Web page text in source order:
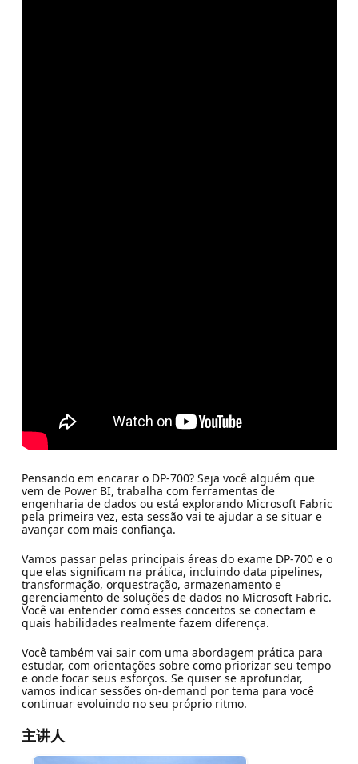
Pensando em encarar o DP-700? Seja você alguém que
vem de Power BI, trabalha com ferramentas de
engenharia de dados ou está explorando Microsoft Fabric
pela primeira vez, esta sessão vai te ajudar a se situar e
avançar com mais confiança.
Vamos passar pelas principais áreas do exame DP-700 e o
que elas significam na prática, incluindo data pipelines,
transformação, orquestração, armazenamento e
gerenciamento de soluções de dados no Microsoft Fabric.
Você vai entender como esses conceitos se conectam e
quais habilidades realmente fazem diferença.
Você também vai sair com uma abordagem prática para
estudar, com orientações sobre como priorizar seu tempo
e onde focar seus esforços. Se quiser se aprofundar,
vamos indicar sessões on-demand por tema para você
continuar evoluindo no seu próprio ritmo.
主讲人